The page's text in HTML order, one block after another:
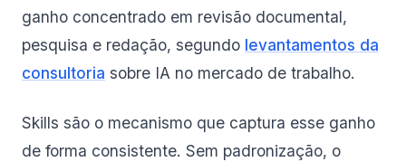
ganho concentrado em revisão documental,
pesquisa e redação, segundo levantamentos da
consultoria sobre IA no mercado de trabalho.
Skills são o mecanismo que captura esse ganho
de forma consistente. Sem padronização, o